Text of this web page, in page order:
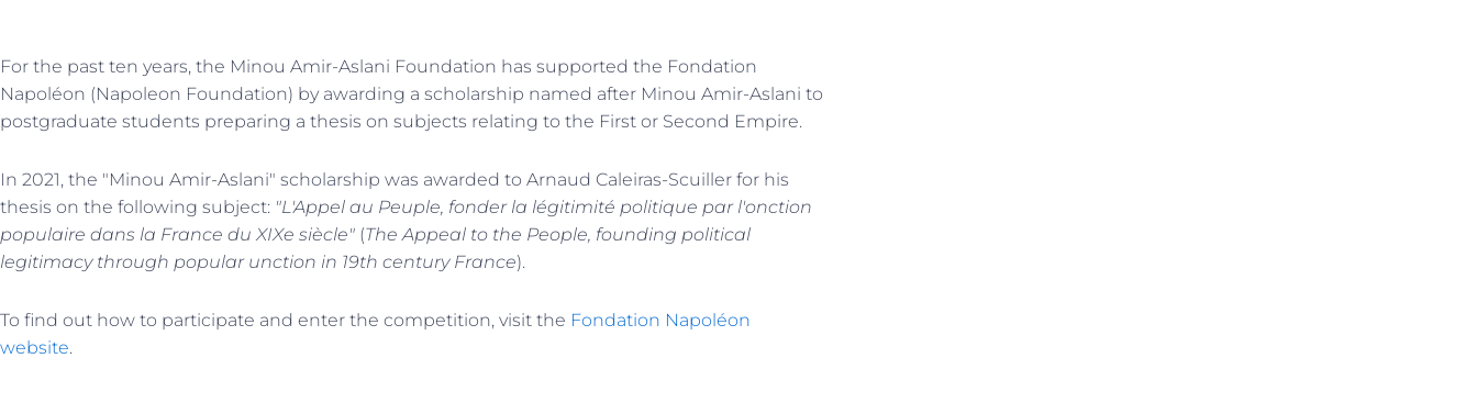
For the past ten years, the Minou Amir-Aslani Foundation has supported the Fondation
Napoléon (Napoleon Foundation) by awarding a scholarship named after Minou Amir-Aslani to
postgraduate students preparing a thesis on subjects relating to the First or Second Empire.
In 2021, the "Minou Amir-Aslani" scholarship was awarded to Arnaud Caleiras-Scuiller for his
thesis on the following subject: "L'Appel au Peuple, fonder la légitimité politique par l'onction
populaire dans la France du XIXe siècle" (The Appeal to the People, founding political
legitimacy through popular unction in 19th century France).
To find out how to participate and enter the competition, visit the Fondation Napoléon
website.